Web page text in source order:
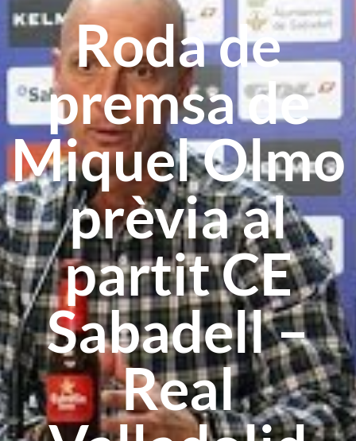
Roda de
premsa de
Miquel Olmo
prèvia al
partit CE
Sabadell –
Real